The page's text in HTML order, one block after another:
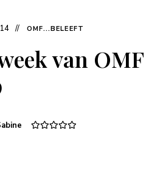
OMF...BELEEFT
van OMF